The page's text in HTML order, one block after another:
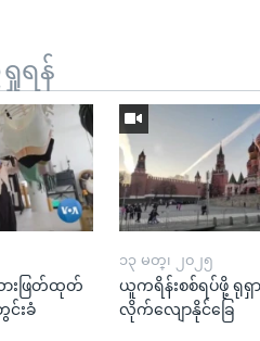
ရန်
ားဖြတ်ထုတ်
းခံ
၁၃ မတ္၊ ၂၀၂၅
ယူကရိန်းစစ်ရပ်ဖို့ ရု
လိုက်လျောနိုင်ခြေ